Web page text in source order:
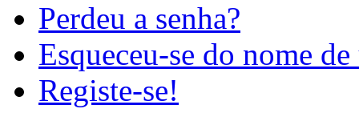
Perdeu a senha?
Esqueceu-se do nome
Registe-se!